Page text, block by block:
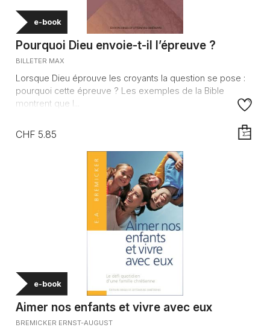
e-book
Pourquoi Dieu envoie-t-il l’épreuve ?
BILLETER MAX
Lorsque Dieu éprouve les croyants la question se pose :
pourquoi cette épreuve ? Les exemples de la Bible
montrent que l...
CHF 5.85
e-book
Aimer nos enfants et vivre avec eux
BREMICKER ERNST-AUGUST